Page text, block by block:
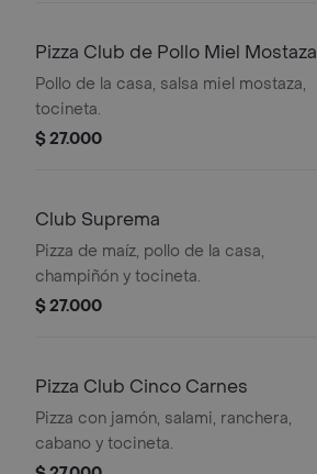
Pizza Club de Pollo Miel Mostaza
Pollo de la casa, salsa miel mostaza,
tocineta.
$ 27.000
Club Suprema
Pizza de maíz, pollo de la casa,
champiñón y tocineta.
$ 27.000
Pizza Club Cinco Carnes
Pizza con jamón, salami, ranchera,
cabano y tocineta.